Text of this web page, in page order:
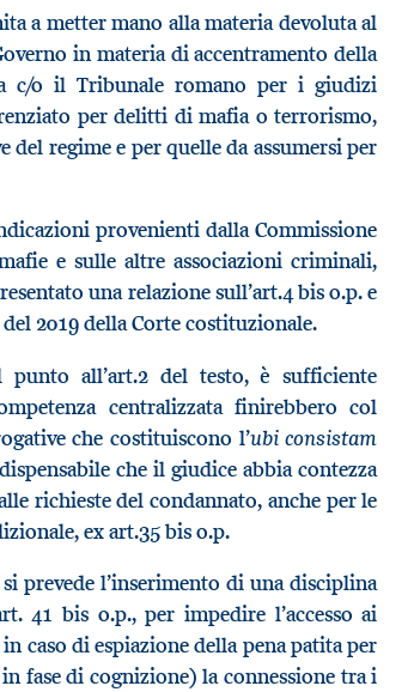
a metter mano alla materia devoluta al
in materia di accentramento della
c/o il Tribunale romano per i giudizi
per delitti di mafia o terrorismo,
regime e per quelle da assumersi per
provenienti dalla Commissione
e sulle altre associazioni criminali,
una relazione sull’art.4 bis o.p. e
2019 della Corte costituzionale.
punto all’art.2 del testo, è sufficiente
centralizzata finirebbero col
che costituiscono l’ubi consistam
che il giudice abbia contezza
richieste del condannato, anche per le
ex art.35 bis o.p.
prevede l’inserimento di una disciplina
41 bis o.p., per impedire l’accesso ai
caso di espiazione della pena patita per
fase di cognizione) la connessione tra i